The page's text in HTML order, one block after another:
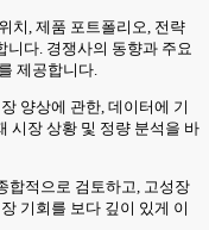
치, 제품 포트폴리오, 전략
니다. 경쟁사의 동향과 주요
제공합니다.
양상에 관한, 데이터에 기
시장 상황 및 정량 분석을 바
합적으로 검토하고, 고성장
기회를 보다 깊이 있게 이